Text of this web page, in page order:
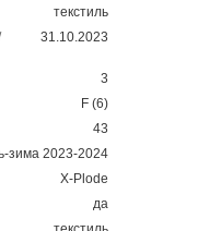
текстиль
31.10.2023
3
F (6)
43
зима 2023-2024
X-Plode
да